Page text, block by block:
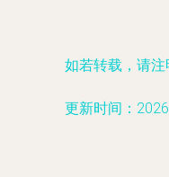
如若转载，请
更新时间：